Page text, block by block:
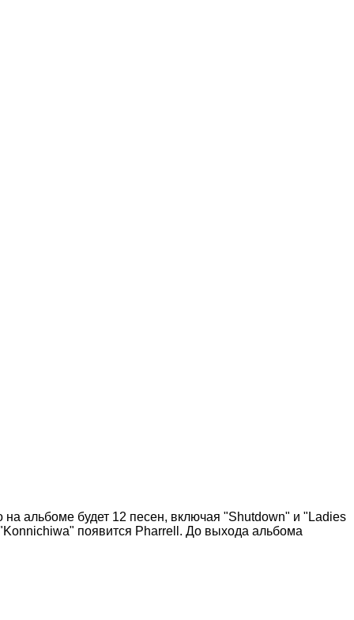
на альбоме будет 12 песен, включая "Shutdown" и "Ladies
появится Pharrell. До выхода альбома